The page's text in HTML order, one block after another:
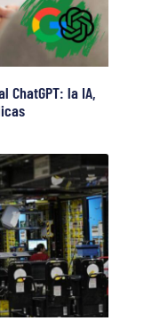
ChatGPT: la IA,